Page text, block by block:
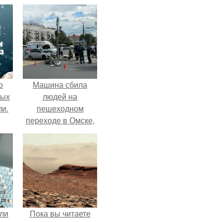
Машина сбила
людей на
пешеходном
переходе в Омске,
пострадали 8
человек.
Пока вы читаете